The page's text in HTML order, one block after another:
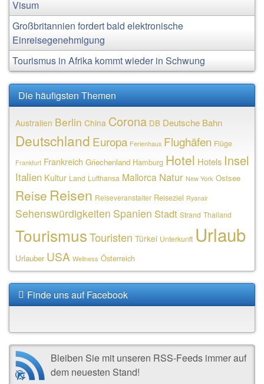
Visum
Großbritannien fordert bald elektronische
Einreisegenehmigung
Tourismus in Afrika kommt wieder in Schwung
Die häufigsten Themen
Australien Berlin China Corona DB Deutsche Bahn
Deutschland Europa Ferienhaus Flughäfen Flüge
Frankfurt Frankreich Griechenland Hamburg Hotel Hotels Insel
Italien Kultur Land Lufthansa Mallorca Natur New York Ostsee
Reise Reisen Reiseveranstalter Reiseziel Ryanair
Sehenswürdigkeiten Spanien Stadt Strand Thailand
TourismusTouristen Türkei Unterkunft Urlaub
Urlauber USA Wellness Österreich
Finde uns auf Facebook
Bleiben Sie mit unseren RSS-Feeds immer auf
dem neuesten Stand!